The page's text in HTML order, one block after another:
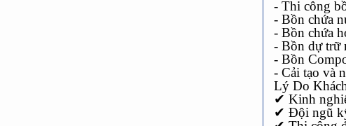
- Thi công
- Bồn chứa
- Bồn chứa
- Bồn dự trữ
- Bồn
- Cải tạo và
Lý Do
✔ Kinh
✔ Đội ngũ